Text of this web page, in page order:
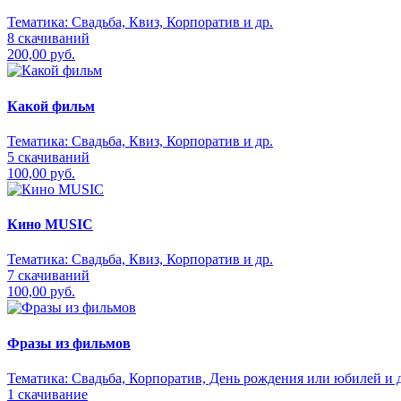
Тематика: Свадьба, Квиз, Корпоратив и др.
8 скачиваний
200,00 руб.
Какой фильм
Тематика: Свадьба, Квиз, Корпоратив и др.
5 скачиваний
100,00 руб.
Кино MUSIC
Тематика: Свадьба, Квиз, Корпоратив и др.
7 скачиваний
100,00 руб.
Фразы из фильмов
Тематика: Свадьба, Корпоратив, День рождения или юбилей и
1 скачивание